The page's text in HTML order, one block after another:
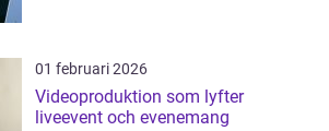
01 februari 2026
Videoproduktion som lyfter
liveevent och evenemang